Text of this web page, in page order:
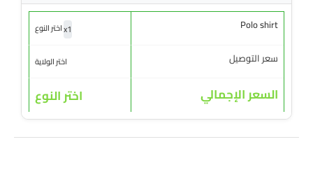
Polo shirt
x1 اختر النوع
سعر التوصيل اختر الولاية
السعر الإجمالي اختر النوع